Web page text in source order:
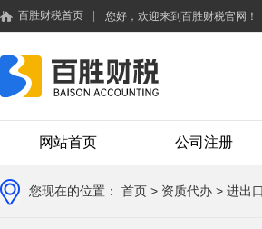
百胜财税首页 您好，欢迎来到百胜财税官网！
网站首页 公司注册
您现在的位置： 首页 > 资质代办 > 进出